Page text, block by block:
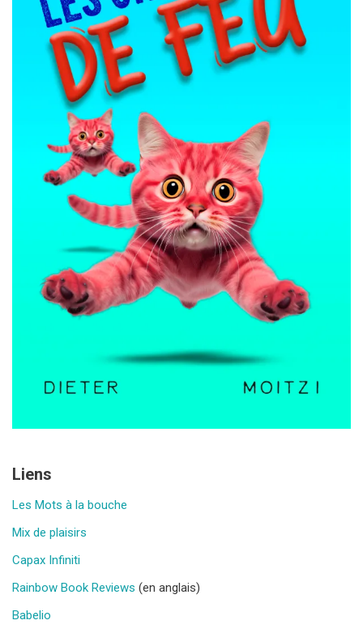
Liens
Les Mots à la bouche
Mix de plaisirs
Capax Infiniti
Rainbow Book Reviews (en anglais)
Babelio